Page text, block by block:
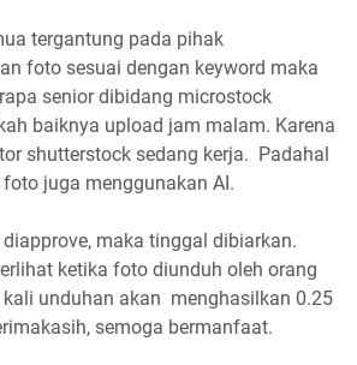
tergantung pada pihak
foto sesuai dengan keyword maka
senior dibidang microstock
baiknya upload jam malam. Karena
shutterstock sedang kerja. Padahal
juga menggunakan AI.
maka tinggal dibiarkan.
ketika foto diunduh oleh orang
kali unduhan akan menghasilkan 0.25
semoga bermanfaat.